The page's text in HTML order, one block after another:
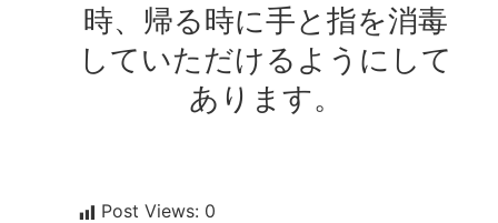
時、帰る時に手と指を消毒
していただけるようにして
あります。
Post Views: 0